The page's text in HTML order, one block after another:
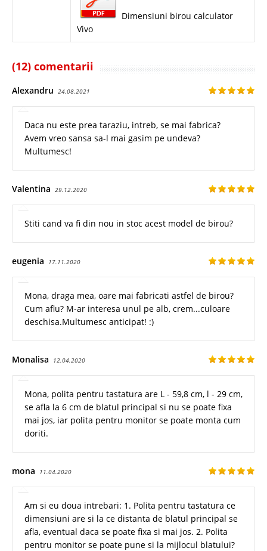
Dimensiuni birou calculator
Vivo
(12) comentarii
Alexandru 24.08.2021
Daca nu este prea taraziu, intreb, se mai fabrica?
Avem vreo sansa sa-l mai gasim pe undeva?
Multumesc!
Valentina 29.12.2020
Stiti cand va fi din nou in stoc acest model de birou?
eugenia 17.11.2020
Mona, draga mea, oare mai fabricati astfel de birou?
Cum aflu? M-ar interesa unul pe alb, crem...culoare
deschisa.Multumesc anticipat! :)
Monalisa 12.04.2020
Mona, polita pentru tastatura are L - 59,8 cm, l - 29 cm,
se afla la 6 cm de blatul principal si nu se poate fixa
mai jos, iar polita pentru monitor se poate monta cum
doriti.
mona 11.04.2020
Am si eu doua intrebari: 1. Polita pentru tastatura ce
dimensiuni are si la ce distanta de blatul principal se
afla, eventual daca se poate fixa si mai jos. 2. Polita
pentru monitor se poate pune si la mijlocul blatului?